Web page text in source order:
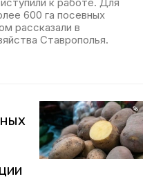
600 га посевных
рассказали в
Ставрополья.